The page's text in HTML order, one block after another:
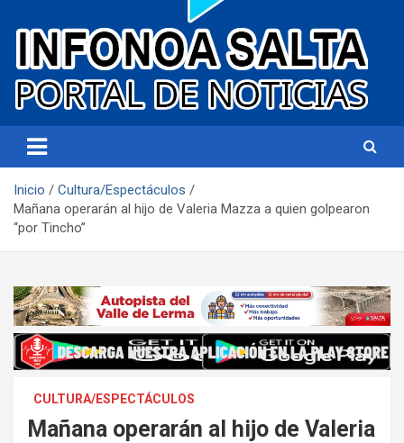
Infonoa Salta
Inicio
Cultura/Espectáculos
Mañana operarán al hijo de Valeria Mazza a quien golpearon
“por Tincho”
CULTURA/ESPECTÁCULOS
Mañana operarán al hijo de Valeria